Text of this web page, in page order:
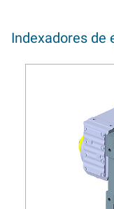
Indexadores de